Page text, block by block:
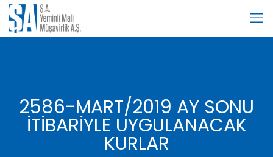
2586-MART/2019 AY SONU
İTİBARİYLE UYGULANACAK
KURLAR